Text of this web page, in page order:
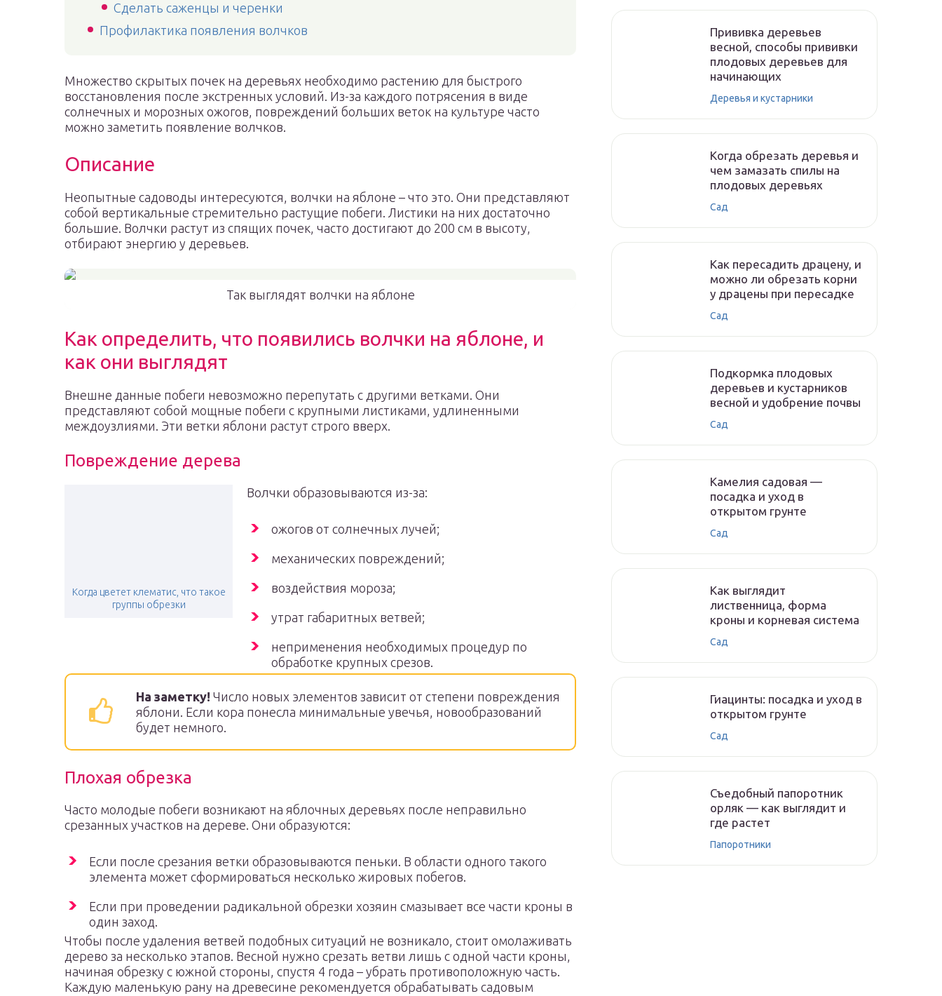
Сделать саженцы и черенки
Профилактика появления волчков
Множество скрытых почек на деревьях необходимо растению для быстрого
восстановления после экстренных условий. Из-за каждого потрясения в виде
солнечных и морозных ожогов, повреждений больших веток на культуре часто
можно заметить появление волчков.
Описание
Неопытные садоводы интересуются, волчки на яблоне – что это. Они представляют
собой вертикальные стремительно растущие побеги. Листики на них достаточно
большие. Волчки растут из спящих почек, часто достигают до 200 см в высоту,
отбирают энергию у деревьев.
Так выглядят волчки на яблоне
Как определить, что появились волчки на яблоне, и
как они выглядят
Внешне данные побеги невозможно перепутать с другими ветками. Они
представляют собой мощные побеги с крупными листиками, удлиненными
междоузлиями. Эти ветки яблони растут строго вверх.
Повреждение дерева
Когда цветет клематис, что такое
группы обрезки
Волчки образовываются из-за:
ожогов от солнечных лучей;
механических повреждений;
воздействия мороза;
утрат габаритных ветвей;
неприменения необходимых процедур по
обработке крупных срезов.
На заметку! Число новых элементов зависит от степени повреждения
яблони. Если кора понесла минимальные увечья, новообразований
будет немного.
Плохая обрезка
Часто молодые побеги возникают на яблочных деревьях после неправильно
срезанных участков на дереве. Они образуются:
Если после срезания ветки образовываются пеньки. В области одного такого
элемента может сформироваться несколько жировых побегов.
Если при проведении радикальной обрезки хозяин смазывает все части кроны в
один заход.
Чтобы после удаления ветвей подобных ситуаций не возникало, стоит омолаживать
дерево за несколько этапов. Весной нужно срезать ветви лишь с одной части кроны,
начиная обрезку с южной стороны, спустя 4 года – убрать противоположную часть.
Каждую маленькую рану на древесине рекомендуется обрабатывать садовым
Прививка деревьев
весной, способы прививки
плодовых деревьев для
начинающих
Деревья и кустарники
Когда обрезать деревья и
чем замазать спилы на
плодовых деревьях
Сад
Как пересадить драцену, и
можно ли обрезать корни
у драцены при пересадке
Сад
Подкормка плодовых
деревьев и кустарников
весной и удобрение почвы
Сад
Камелия садовая —
посадка и уход в
открытом грунте
Сад
Как выглядит
лиственница, форма
кроны и корневая система
Сад
Гиацинты: посадка и уход в
открытом грунте
Сад
Съедобный папоротник
орляк — как выглядит и
где растет
Папоротники